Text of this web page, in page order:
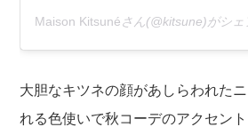
Maison Kitsunéさん(@kitsune)がシ
大胆なキツネの顔があしらわれた
れる色使いで秋コーデのアクセン